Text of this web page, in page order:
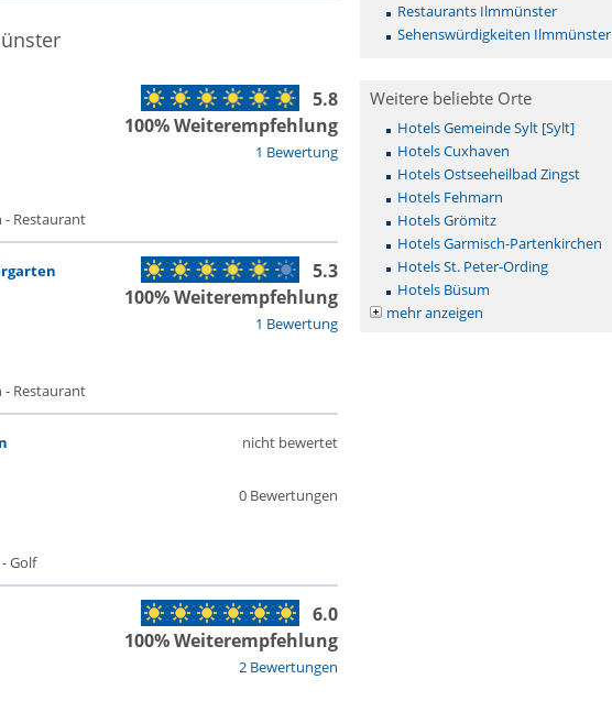
1 Bewertung
5.8
100% Weiterempfehlung
- Restaurant
1 Bewertung
5.3
100% Weiterempfehlung
- Restaurant
0 Bewertungen
nicht bewertet
Golf
2 Bewertungen
6.0
100% Weiterempfehlung
Restaurants Ilmmünster
Sehenswürdigkeiten Ilmmünster
Weitere beliebte Orte
Hotels Gemeinde Sylt [Sylt]
Hotels Cuxhaven
Hotels Ostseeheilbad Zingst
Hotels Fehmarn
Hotels Grömitz
Hotels Garmisch-Partenkirchen
Hotels St. Peter-Ording
Hotels Büsum
mehr anzeigen